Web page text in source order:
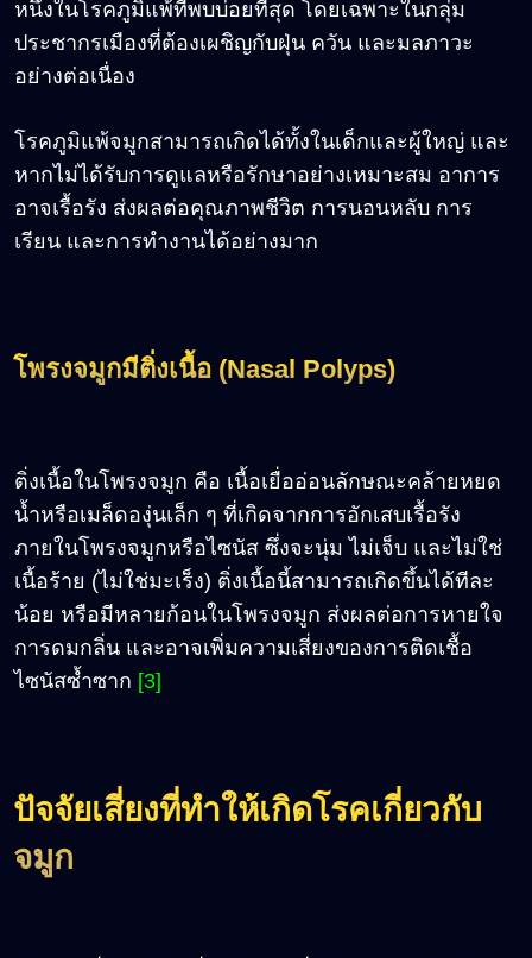
หนึ่งในโรคภูมิแพ้ที่พบบ่อยที่สุด โดยเฉพาะในกลุ่ม
ประชากรเมืองที่ต้องเผชิญกับฝุ่น ควัน และมลภาวะ
อย่างต่อเนื่อง
โรคภูมิแพ้จมูกสามารถเกิดได้ทั้งในเด็กและผู้ใหญ่ และ
หากไม่ได้รับการดูแลหรือรักษาอย่างเหมาะสม อาการ
อาจเรื้อรัง ส่งผลต่อคุณภาพชีวิต การนอนหลับ การ
เรียน และการทำงานได้อย่างมาก
โพรงจมูกมีติ่งเนื้อ (Nasal Polyps)
ติ่งเนื้อในโพรงจมูก คือ เนื้อเยื่ออ่อนลักษณะคล้ายหยด
น้ำหรือเมล็ดองุ่นเล็ก ๆ ที่เกิดจากการอักเสบเรื้อรัง
ภายในโพรงจมูกหรือไซนัส ซึ่งจะนุ่ม ไม่เจ็บ และไม่ใช่
เนื้อร้าย (ไม่ใช่มะเร็ง) ติ่งเนื้อนี้สามารถเกิดขึ้นได้ทีละ
น้อย หรือมีหลายก้อนในโพรงจมูก ส่งผลต่อการหายใจ
การดมกลิ่น และอาจเพิ่มความเสี่ยงของการติดเชื้อ
ไซนัสซ้ำซาก [3]
ปัจจัยเสี่ยงที่ทำให้เกิดโรคเกี่ยวกับ
จมูก